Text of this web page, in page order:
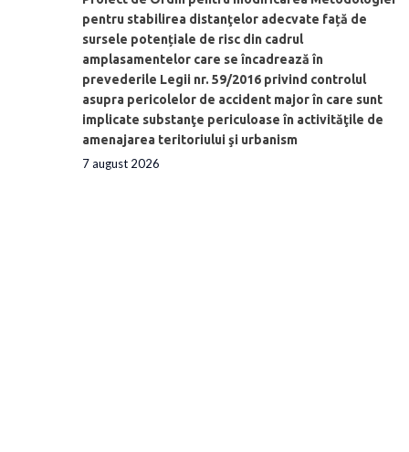
pentru stabilirea distanţelor adecvate față de
sursele potențiale de risc din cadrul
amplasamentelor care se încadrează în
prevederile Legii nr. 59/2016 privind controlul
asupra pericolelor de accident major în care sunt
implicate substanţe periculoase în activităţile de
amenajarea teritoriului şi urbanism
7 august 2026